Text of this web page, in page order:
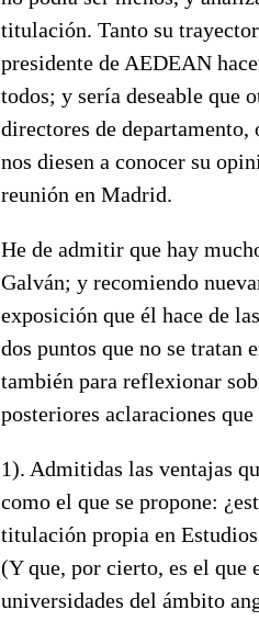
titulación. Tanto su
presidente de AEDEAN
todos; y sería deseable que
directores de
nos diesen a conocer su
reunión en Madrid.
He de admitir que hay
Galván; y recomiendo
exposición que él hace de
dos puntos que no se tratan
también para reflexionar
posteriores aclaraciones
1). Admitidas las ventajas
como el que se propone:
titulación propia en
(Y que, por cierto, es el que
universidades del ámbito